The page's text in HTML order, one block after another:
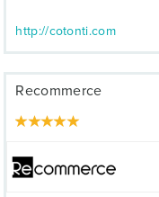
http://cotonti.com
Recommerce